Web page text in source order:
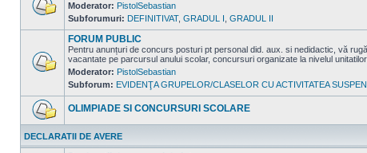
Nu
sunt
mesaje
necitite
Moderator: PistolSebastian
Subforumuri: DEFINITIVAT, GRADUL I GRADUL II
Nu
sunt
FORUM PUBLIC
Pentru anunțuri de concurs posturi pt personal did. aux. si nedidactic, vă
vacantate pe parcursul anului scolar, concursuri organizate la nivelul
Moderator: PistolSebastian
Subforum: EVIDENŢA GRUPELOR/CLASELOR CU ACTIVITATEA
Nu
sunt
mesaje
necitite
OLIMPIADE SI CONCURSURI SCOLARE
DECLARATII DE AVERE